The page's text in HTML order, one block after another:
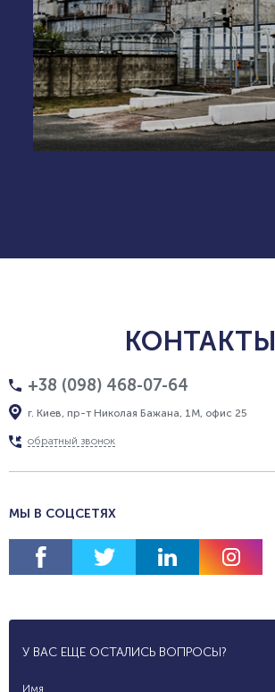
КОНТАКТЫ
+38 (098) 468-07-64
г. Киев, пр-т Николая Бажана, 1М, офис 25
обратный звонок
МЫ В СОЦСЕТЯХ
У ВАС ЕЩЕ ОСТАЛИСЬ ВОПРОСЫ?
Имя